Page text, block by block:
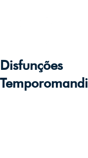
Disfunções